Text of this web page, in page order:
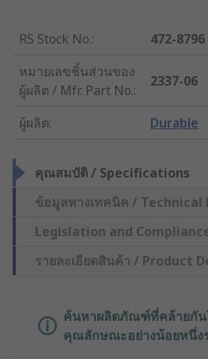
RS Stock No.:
472-8796
หมายเลขชิ้นส่วนของ
ผู้ผลิต / Mfr. Part No.:
2337-06
ผู้ผลิต: Durable
คุณสมบัติ / Specifications
ข้อมูลทางเทคนิค / Technical
Legislation and
รายละเอียดสินค้า / Product
ค้นหาผลิตภัณฑ์ที่คล้ายกัน
คุณลักษณะอย่างน้อยหนึ่ง